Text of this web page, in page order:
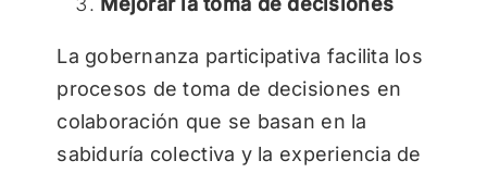
La gobernanza participativa facilita los
procesos de toma de decisiones en
colaboración que se basan en la
sabiduría colectiva y la experiencia de